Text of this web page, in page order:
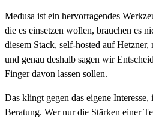
Medusa ist ein hervorragendes
die es einsetzen wollen, brauchen es
diesem Stack, self-hosted auf
und genau deshalb sagen wir
Finger davon lassen sollen.
Das klingt gegen das eigene Interesse,
Beratung. Wer nur die Stärken einer